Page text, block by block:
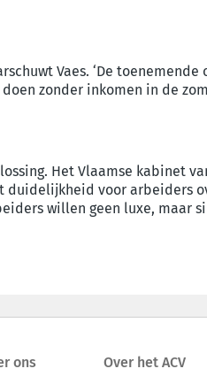
Vaes. ‘De
zonder inkomen in de
Het Vlaamse kabinet
voor arbeiders
willen geen luxe, maar
ons Over het ACV